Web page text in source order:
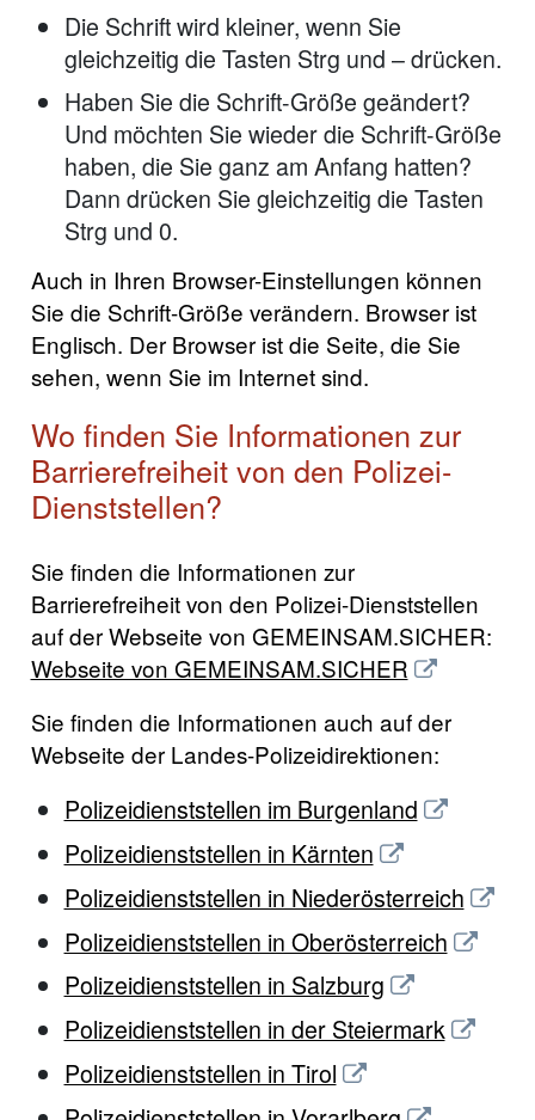
Die Schrift wird kleiner, wenn Sie
gleichzeitig die Tasten Strg und – drücken.
Haben Sie die Schrift-Größe geändert?
Und möchten Sie wieder die Schrift-Größe
haben, die Sie ganz am Anfang hatten?
Dann drücken Sie gleichzeitig die Tasten
Strg und 0.
Auch in Ihren Browser-Einstellungen können
Sie die Schrift-Größe verändern. Browser ist
Englisch. Der Browser ist die Seite, die Sie
sehen, wenn Sie im Internet sind.
Wo finden Sie Informationen zur
Barrierefreiheit von den Polizei-
Dienststellen?
Sie finden die Informationen zur
Barrierefreiheit von den Polizei-Dienststellen
auf der Webseite von GEMEINSAM.SICHER:
Webseite von GEMEINSAM.SICHER
Sie finden die Informationen auch auf der
Webseite der Landes-Polizeidirektionen:
Polizeidienststellen im Burgenland
Polizeidienststellen in Kärnten
Polizeidienststellen in Niederösterreich
Polizeidienststellen in Oberösterreich
Polizeidienststellen in Salzburg
Polizeidienststellen in der Steiermark
Polizeidienststellen in Tirol